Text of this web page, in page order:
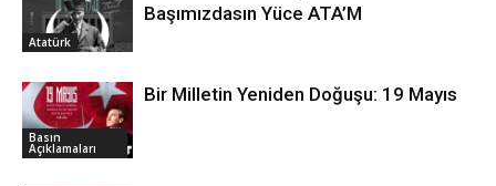
Atatürk
Başımızdasın Yüce ATA’M
Basın
Açıklamaları
Bir Milletin Yeniden Doğuşu: 19 Mayıs